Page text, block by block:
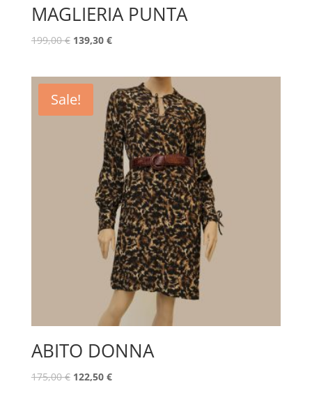
MAGLIERIA PUNTA
199,00€ 139,30 €
Sale!
ABITO DONNA
175,00€ 122,50 €